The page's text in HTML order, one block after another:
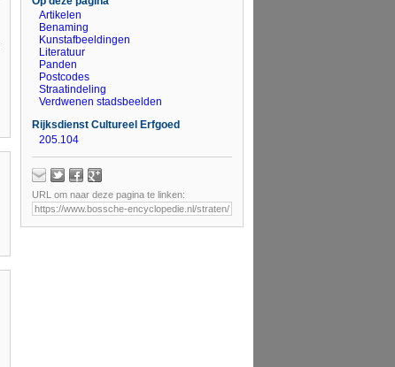
Artikelen
Benaming
Kunstafbeeldingen
Literatuur
Panden
Postcodes
Straatindeling
Verdwenen stadsbeelden
Rijksdienst Cultureel Erfgoed
205.104
URL om naar deze pagina te linken: